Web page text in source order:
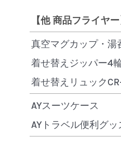
【他 商品フライヤー
真空マグカップ・湯
着せ替えジッパー4
着せ替えリュック
AYスーツケース
AYトラベル便利グッ